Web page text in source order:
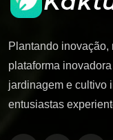
Plantando inovação,
plataforma
jardinagem e cultivo
entusiastas